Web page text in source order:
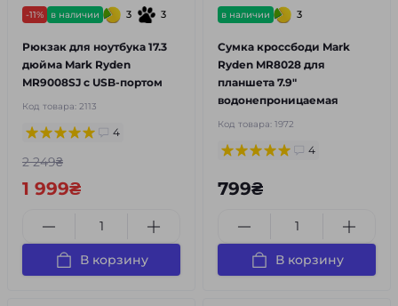
-11% в наличии 3 3
Рюкзак для ноутбука 17.3
дюйма Mark Ryden
MR9008SJ с USB-портом
Код товара: 2113
4
2 249₴
1 999₴
В корзину
в наличии 3
Сумка кроссбоди Mark
Ryden MR8028 для
планшета 7.9"
водонепроницаемая
Код товара: 1972
4
799₴
В корзину